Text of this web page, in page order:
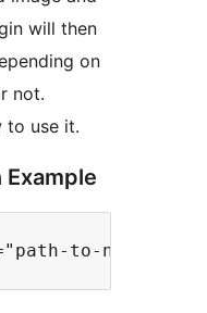
will then
on
not.
to use it.